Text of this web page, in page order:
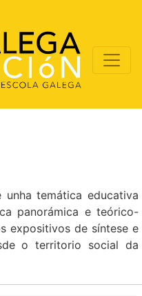
unha temática educativa
panorámica e teórico-
expositivos de síntese e
o territorio social da